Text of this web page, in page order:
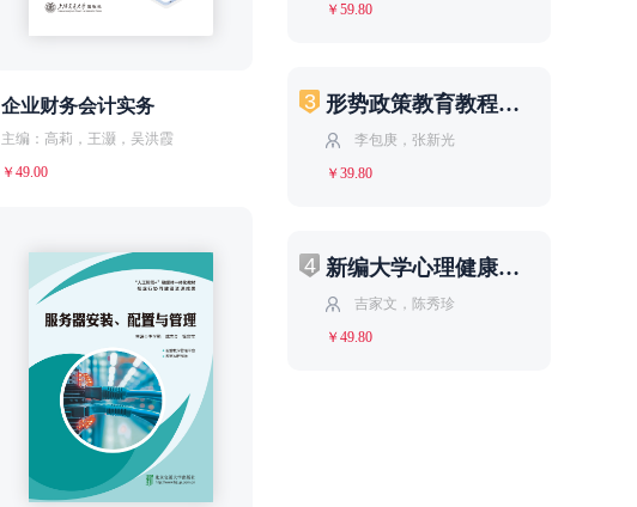
企业财务会计实务
主编：高莉，王灏，吴洪霞
￥49.00
￥59.80
3 形势政策教育教程（2026·秋季）
李包庚，张新光
￥39.80
4 新编大学心理健康教育
吉家文，陈秀珍
￥49.80